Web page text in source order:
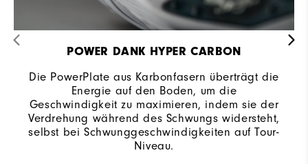
POWER DANK HYPER CARBON
Die PowerPlate aus Karbonfasern überträgt die
Energie auf den Boden, um die
Geschwindigkeit zu maximieren, indem sie der
Verdrehung während des Schwungs widersteht,
selbst bei Schwunggeschwindigkeiten auf Tour-
Niveau.